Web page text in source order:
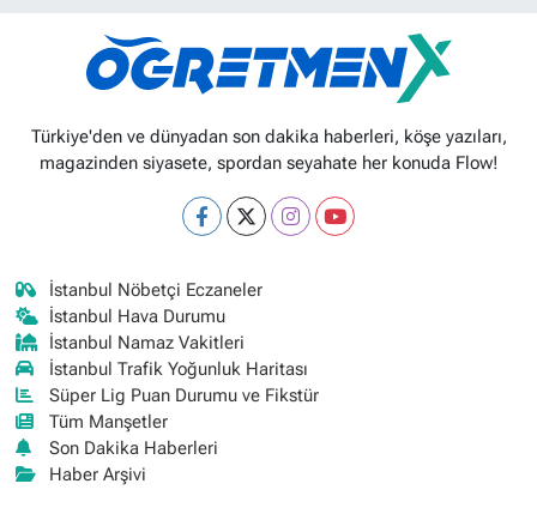
Türkiye'den ve dünyadan son dakika haberleri, köşe yazıları,
magazinden siyasete, spordan seyahate her konuda Flow!
İstanbul Nöbetçi Eczaneler
İstanbul Hava Durumu
İstanbul Namaz Vakitleri
İstanbul Trafik Yoğunluk Haritası
Süper Lig Puan Durumu ve Fikstür
Tüm Manşetler
Son Dakika Haberleri
Haber Arşivi